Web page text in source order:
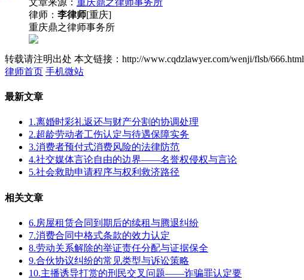
律师： 李律师[重庆]
重庆鼎之律师事务所
转载请注明出处 本文链接：http://www.cqdzlawyer.com/wenji/flsb/666.html
律师首页 手机微站
最新文章
1.离婚时彩礼返还与财产分割的协调处理
2.超龄劳动者工伤认定与待遇保障实务
3.消费者预付式消费风险的法律防范
4.社交媒体言论自由的边界——名誉权侵权与言论
5.社会救助申请程序与权利救济路径
相关文章
6.房屋租赁合同到期后的续租与腾退纠纷
7.消费合同中格式条款的效力认定
8.劳动关系解除的举证责任分配与证据保全
9.合伙协议纠纷的常见类型与诉讼策略
10.主播诱导打赏的刑民交叉问题——诈骗罪认定要